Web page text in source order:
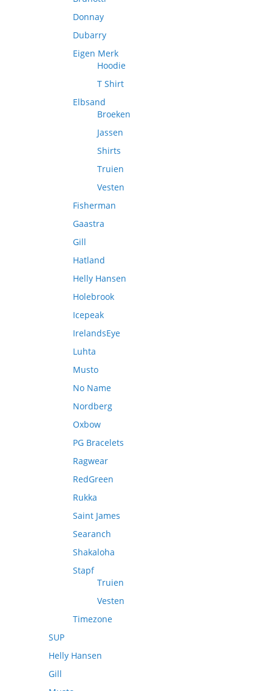
Donnay
Dubarry
Eigen Merk
Hoodie
T Shirt
Elbsand
Broeken
Jassen
Shirts
Truien
Vesten
Fisherman
Gaastra
Gill
Hatland
Helly Hansen
Holebrook
Icepeak
IrelandsEye
Luhta
Musto
No Name
Nordberg
Oxbow
PG Bracelets
Ragwear
RedGreen
Rukka
Saint James
Searanch
Shakaloha
Stapf
Truien
Vesten
Timezone
SUP
Helly Hansen
Gill